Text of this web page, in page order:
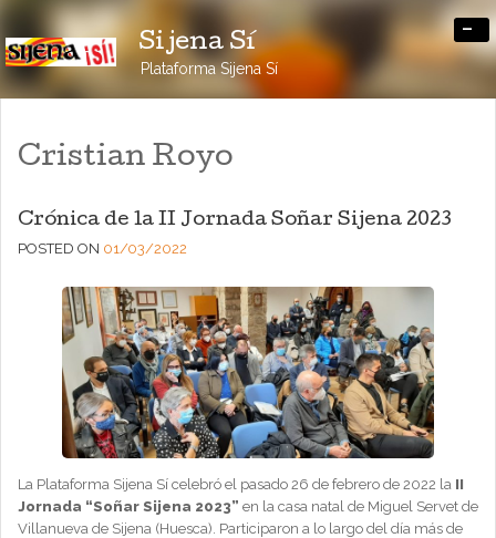
Sijena Sí
Plataforma Sijena Sí
-
Cristian Royo
Crónica de la II Jornada Soñar Sijena 2023
POSTED ON 01/03/2022
La Plataforma Sijena Sí celebró el pasado 26 de febrero de 2022 la II
Jornada “Soñar Sijena 2023” en la casa natal de Miguel Servet de
Villanueva de Sijena (Huesca). Participaron a lo largo del día más de